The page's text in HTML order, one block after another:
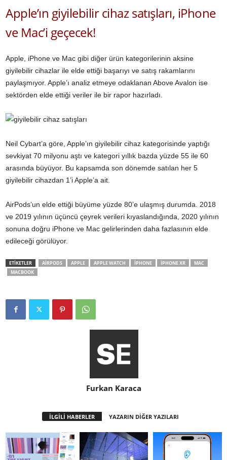
Apple’ın giyilebilir cihaz satışları, iPhone
ve Mac’i geçecek!
Apple, iPhone ve Mac gibi diğer ürün kategorilerinin aksine
giyilebilir cihazlar ile elde ettiği başarıyı ve satış rakamlarını
paylaşmıyor. Apple’ı analiz etmeye odaklanan Above Avalon ise
sektörden elde ettiği veriler ile bir rapor hazırladı.
Neil Cybart’a göre, Apple’ın giyilebilir cihaz kategorisinde yaptığı
sevkiyat 70 milyonu aştı ve kategori yıllık bazda yüzde 55 ile 60
arasında büyüyor. Bu kapsamda son dönemde satılan her 5
giyilebilir cihazdan 1’i Apple’a ait.
AirPods’un elde ettiği büyüme yüzde 80’e ulaşmış durumda. 2018
ve 2019 yılının üçüncü çeyrek verileri kıyaslandığında, 2020 yılının
sonuna doğru iPhone ve Mac gelirlerinden daha fazlasının elde
edileceği görülüyor.
ETİKETLER AIRPODS APPLE APPLE WATCH IPHONE IPHONE XR
MAC
MACBOOK
Furkan Karaca
İLGİLİ HABERLER YAZARIN DİĞER YAZILARI